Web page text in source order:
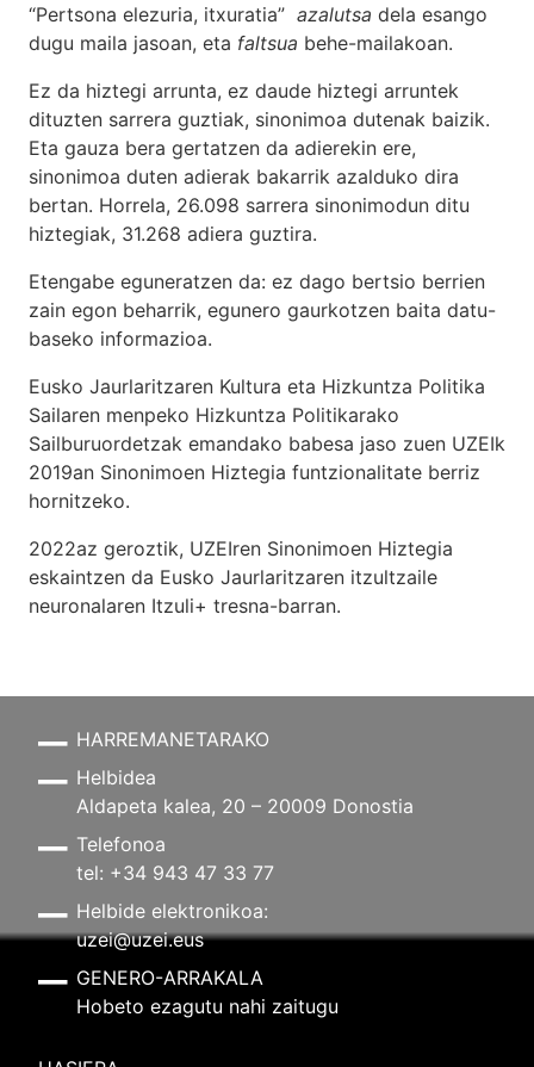
“Pertsona elezuria, itxuratia” azalutsa dela esango
dugu maila jasoan, eta faltsua behe-mailakoan.
Ez da hiztegi arrunta, ez daude hiztegi arruntek
dituzten sarrera guztiak, sinonimoa dutenak baizik.
Eta gauza bera gertatzen da adierekin ere,
sinonimoa duten adierak bakarrik azalduko dira
bertan. Horrela, 26.098 sarrera sinonimodun ditu
hiztegiak, 31.268 adiera guztira.
Etengabe eguneratzen da: ez dago bertsio berrien
zain egon beharrik, egunero gaurkotzen baita datu-
baseko informazioa.
Eusko Jaurlaritzaren Kultura eta Hizkuntza Politika
Sailaren menpeko Hizkuntza Politikarako
Sailburuordetzak emandako babesa jaso zuen UZEIk
2019an Sinonimoen Hiztegia funtzionalitate berriz
hornitzeko.
2022az geroztik, UZEIren Sinonimoen Hiztegia
eskaintzen da Eusko Jaurlaritzaren itzultzaile
neuronalaren Itzuli+ tresna-barran.
HARREMANETARAKO
Helbidea
Aldapeta kalea, 20 – 20009 Donostia
Telefonoa
tel: +34 943 47 33 77
Helbide elektronikoa:
uzei@uzei.eus
GENERO-ARRAKALA
Hobeto ezagutu nahi zaitugu